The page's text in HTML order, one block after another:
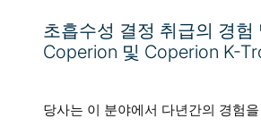
초흡수성 결정 취급의 경험
Coperion 및 Coperion K-
당사는 이 분야에서 다년간의 경험